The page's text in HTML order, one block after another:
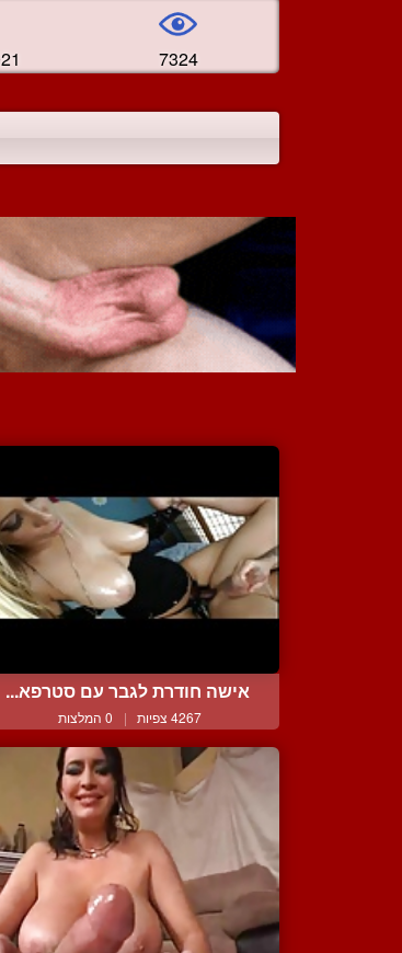
7324
אישה חודרת לגבר עם סטרפא...
4267 צפיות | 0 המלצות